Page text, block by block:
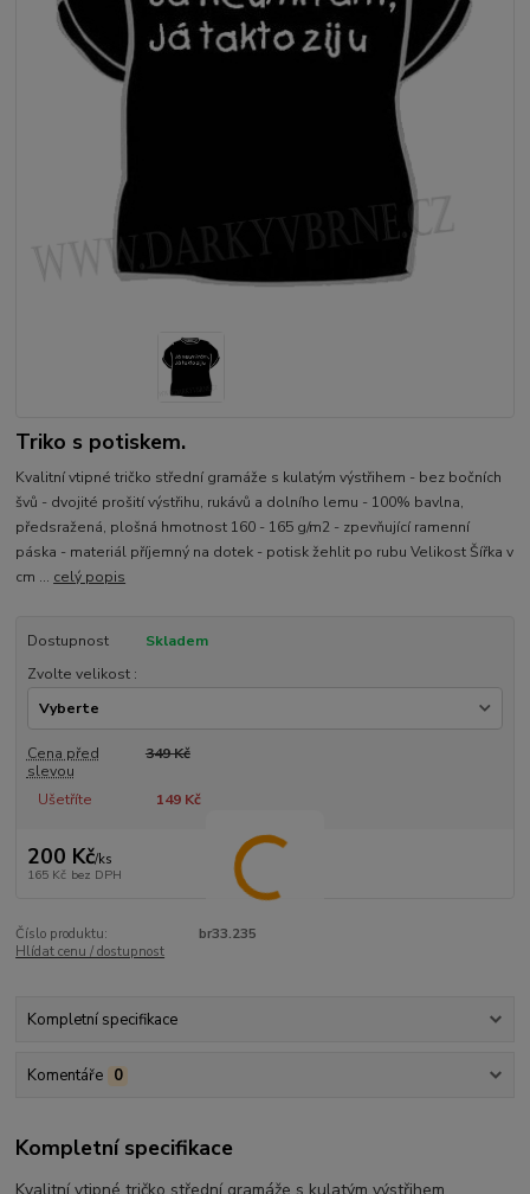
Triko s potiskem.
Kvalitní vtipné tričko střední gramáže s kulatým výstřihem - bez bočních
švů - dvojité prošití výstřihu, rukávů a dolního lemu - 100% bavlna,
předsražená, plošná hmotnost 160 - 165 g/m2 - zpevňující ramenní
páska - materiál příjemný na dotek - potisk žehlit po rubu Velikost Šířka v
cm ... celý popis
Dostupnost
Skladem
Zvolte velikost :
Cena před
slevou
349 Kč
Ušetříte 149 Kč
200 Kč/ks
165 Kč bez DPH
Číslo produktu:
br33.235
Hlídat cenu / dostupnost
Kompletní specifikace
Komentáře 0
Kompletní specifikace
Kvalitní vtipné tričko střední gramáže s kulatým výstřihem